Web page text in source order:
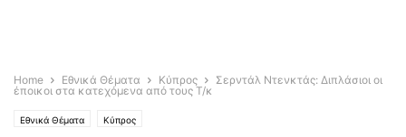
Home Εθνικά Θέματα Κύπρος
Σερντάλ Ντενκτάς: Διπλάσιοι οι
έποικοι στα κατεχόμενα από τους Τ/κ
Εθνικά Θέματα Κύπρος